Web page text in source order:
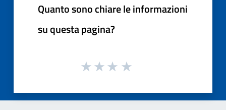
Quanto sono chiare le informazioni
su questa pagina?